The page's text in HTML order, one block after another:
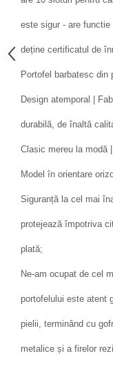
este sigur - are functie
deține certificatul de
Portofel barbatesc din
Design atemporal |
durabilă, de înaltă
Clasic mereu la modă
Model în orientare
Siguranță la cel mai
protejează împotriva
plată;
Ne-am ocupat de cel
portofelului este atent
pielii, terminând cu
metalice și a firelor